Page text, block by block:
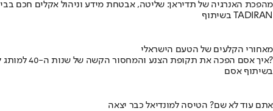
מהפכת האנרגיה של תדיראן: שליטה, אבטחת מידע וניהול אקלים חכם
בשיתוף TADIRAN
מאחורי הקלעים של הטעם הישראלי
איך אסם הפכה את תקופת הצנע והמחסור הקשה של שנות ה-40 למותג לאומי?
בשיתוף אסם
אתם עוד לא שם? הטיסה למונדיאל כבר יצאה